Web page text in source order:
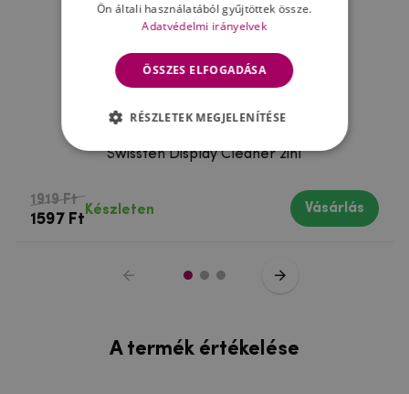
Swissten Display Cleaner 2in1
1919 Ft
1597 Ft
Készleten Vásárlás
A termék értékelése
Ön általi használatából gyűjtöttek össze.
Adatvédelmi irányelvek
ÖSSZES ELFOGADÁSA
RÉSZLETEK MEGJELENÍTÉSE